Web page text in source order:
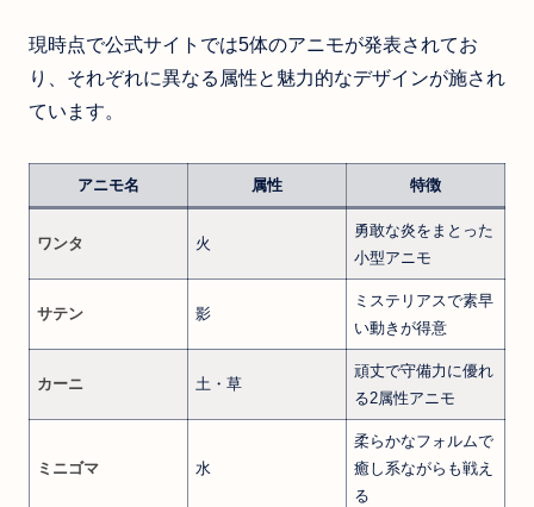
現時点で公式サイトでは5体のアニモが発表されてお
り、それぞれに異なる属性と魅力的なデザインが施され
ています。
アニモ名 属性 特徴
ワンタ 火
勇敢な炎をまとった
小型アニモ
サテン 影
ミステリアスで素早
い動きが得意
カーニ 土・草
頑丈で守備力に優れ
る2属性アニモ
ミニゴマ 水
柔らかなフォルムで
癒し系ながらも戦え
る